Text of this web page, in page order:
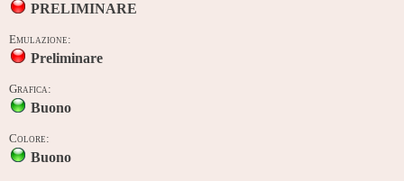
PRELIMINARE
Emulazione:
Preliminare
Grafica:
Buono
Colore:
Buono